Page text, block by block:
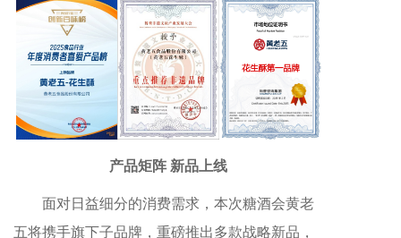
产品矩阵 新品上线
面对日益细分的消费需求，本次糖酒会黄老
五将携手旗下子品牌，重磅推出多款战略新品，